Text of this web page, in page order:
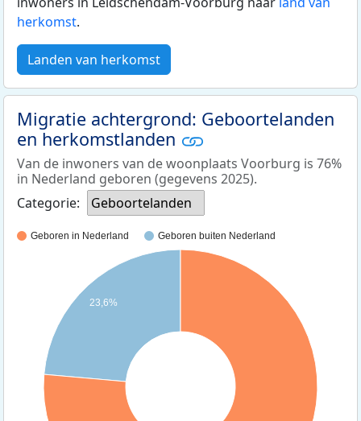
herkomst.
Landen van herkomst
Migratie achtergrond: Geboortelanden
en herkomstlanden
Van de inwoners van de woonplaats Voorburg is 76%
in Nederland geboren (gegevens 2025).
Categorie:
Geboortelanden
Geboren in Nederland Geboren buiten Nederland
23,6%